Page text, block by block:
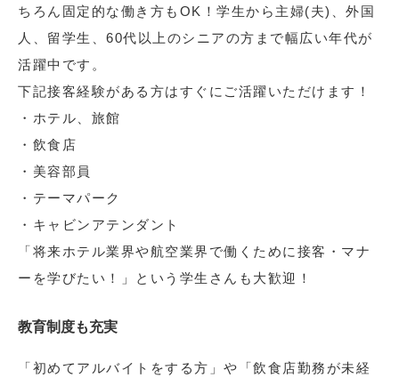
ちろん固定的な働き方もOK！学生から主婦(夫)、外国
人、留学生、60代以上のシニアの方まで幅広い年代が
活躍中です。
下記接客経験がある方はすぐにご活躍いただけます！
・ホテル、旅館
・飲食店
・美容部員
・テーマパーク
・キャビンアテンダント
「将来ホテル業界や航空業界で働くために接客・マナ
ーを学びたい！」という学生さんも大歓迎！
教育制度も充実
「初めてアルバイトをする方」や「飲食店勤務が未経